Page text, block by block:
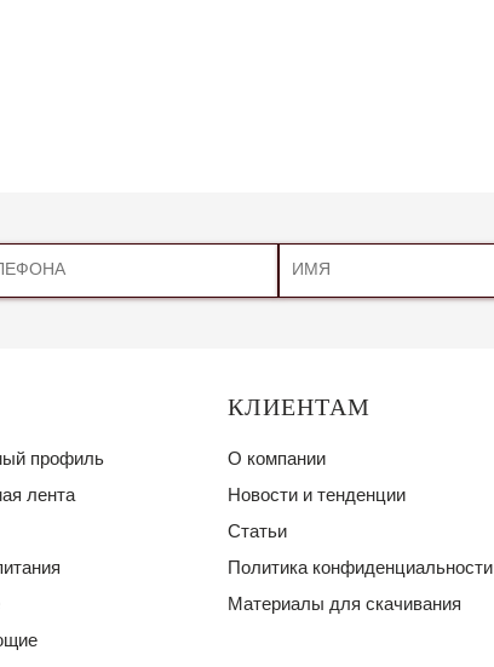
профиль
лента
КЛИЕНТАМ
О компании
Новости и тенденции
Статьи
Политика конфиденциальности
Материалы для скачивания